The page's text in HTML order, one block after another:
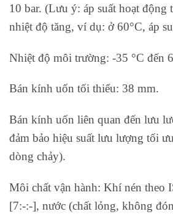
10 bar. (Lưu ý: áp suất hoạt động
nhiệt độ tăng, ví dụ: ở 60°C, áp
Nhiệt độ môi trường: -35 °C đến
Bán kính uốn tối thiểu: 38 mm.
Bán kính uốn liên quan đến lưu
đảm bảo hiệu suất lưu lượng tối
dòng chảy).
Môi chất vận hành: Khí nén theo
[7:-:-], nước (chất lỏng, không